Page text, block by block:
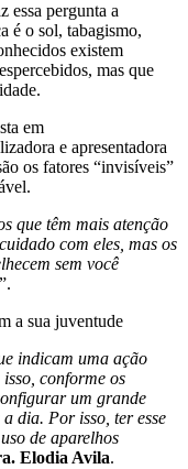
essa pergunta a
é o sol, tabagismo,
existem
mas que
em
e apresentadora
os fatores “invisíveis”
que têm mais atenção
com eles, mas os
sem você
”.
a sua juventude
indicam uma ação
conforme os
um grande
dia. Por isso, ter esse
de aparelhos
Elodia Avila.